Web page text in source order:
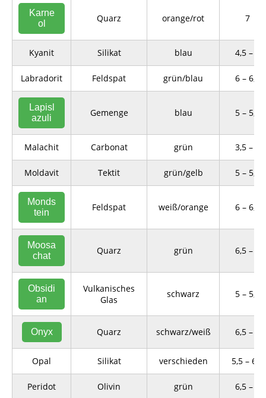
Karne
ol
Quarz orange/rot 7
Kyanit Silikat blau 4,5 – 7
Labradorit Feldspat grün/blau 6 – 6,5
Lapisl
azuli
Gemenge blau 5 – 5,5
Malachit Carbonat grün 3,5 – 4
Moldavit Tektit grün/gelb 5 – 5,5
Monds
tein
Feldspat weiß/orange 6 – 6,5
Moosa
chat
Quarz grün 6,5 – 7
Obsidi
an
Vulkanisches
Glas
schwarz 5 – 5,5
Onyx Quarz schwarz/weiß 6,5 – 7
Opal Silikat verschieden 5,5 – 6,5
Peridot Olivin grün 6,5 – 7